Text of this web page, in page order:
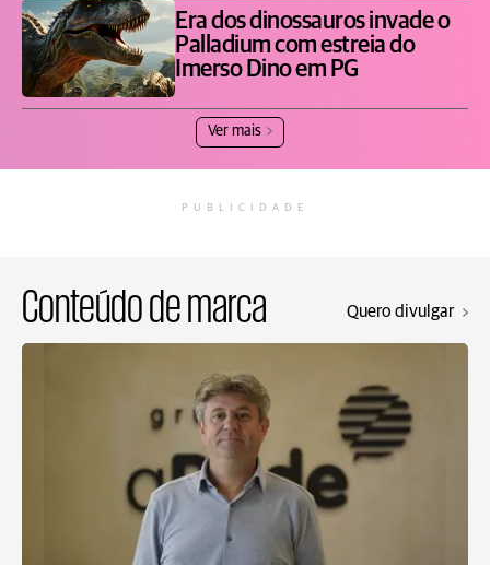
Era dos dinossauros invade o
Palladium com estreia do
Imerso Dino em PG
Ver mais
PUBLICIDADE
Conteúdo de marca Quero divulgar